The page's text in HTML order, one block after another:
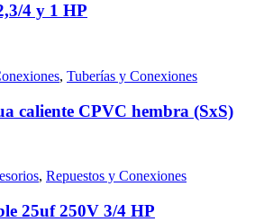
4 y 1 HP
, Tuberías y Conexiones
caliente CPVC hembra (SxS)
, Repuestos y Conexiones
25uf 250V 3/4 HP